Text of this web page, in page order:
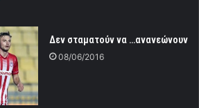
Δεν σταματούν να …ανανεώνουν
08/06/2016